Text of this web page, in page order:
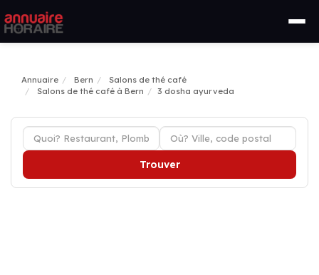
Annuaire Bern
Salons de thé café
Salons de thé café à Bern
3 dosha ayurveda
Trouver